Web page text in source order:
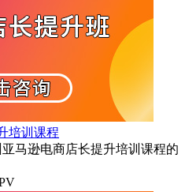
培训课程
马逊电商店长提升培训课程的